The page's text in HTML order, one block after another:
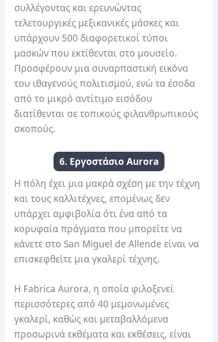
συλλέγοντας και ερευνώντας
τελετουργικές μεξικανικές μάσκες και
υπάρχουν 500 διαφορετικοί τύποι
μασκών που εκτίθενται στο μουσείο.
Προσφέρουν μια συναρπαστική εικόνα
του ιθαγενούς πολιτισμού, ενώ τα έσοδα
από το μικρό αντίτιμο εισόδου
διατίθενται σε τοπικούς φιλανθρωπικούς
σκοπούς.
6. Εργοστάσιο Aurora
Η πόλη έχει μια μακρά σχέση με την τέχνη
και τους καλλιτέχνες, επομένως δεν
υπάρχει αμφιβολία ότι ένα από τα
κορυφαία πράγματα που μπορείτε να
κάνετε στο San Miguel de Allende είναι να
επισκεφθείτε μια γκαλερί τέχνης.
Η Fabrica Aurora, η οποία φιλοξενεί
περισσότερες από 40 μεμονωμένες
γκαλερί, καθώς και μεταβαλλόμενα
προσωρινά εκθέματα και εκθέσεις, είναι